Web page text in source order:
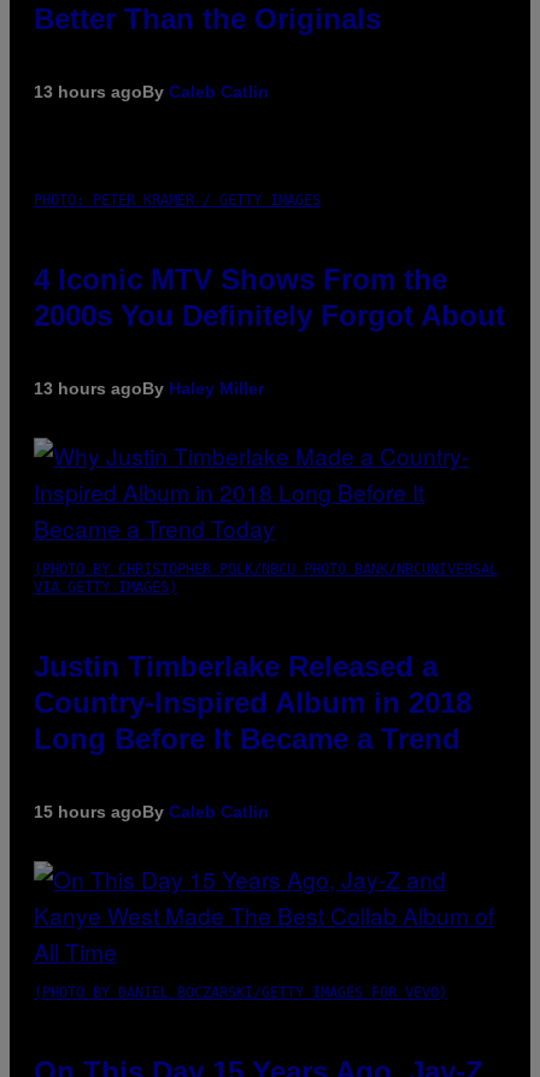
Better Than the Originals
13 hours agoBy Caleb Catlin
PHOTO: PETER KRAMER / GETTY IMAGES
4 Iconic MTV Shows From the
2000s You Definitely Forgot About
13 hours agoBy Haley Miller
(PHOTO BY CHRISTOPHER POLK/NBCU PHOTO BANK/NBCUNIVERSAL
VIA GETTY IMAGES)
Justin Timberlake Released a
Country-Inspired Album in 2018
Long Before It Became a Trend
15 hours agoBy Caleb Catlin
(PHOTO BY DANIEL BOCZARSKI/GETTY IMAGES FOR VEVO)